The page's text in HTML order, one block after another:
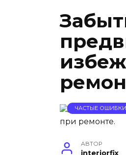
ЧАСТЫЕ
АВТОР
interiorfix